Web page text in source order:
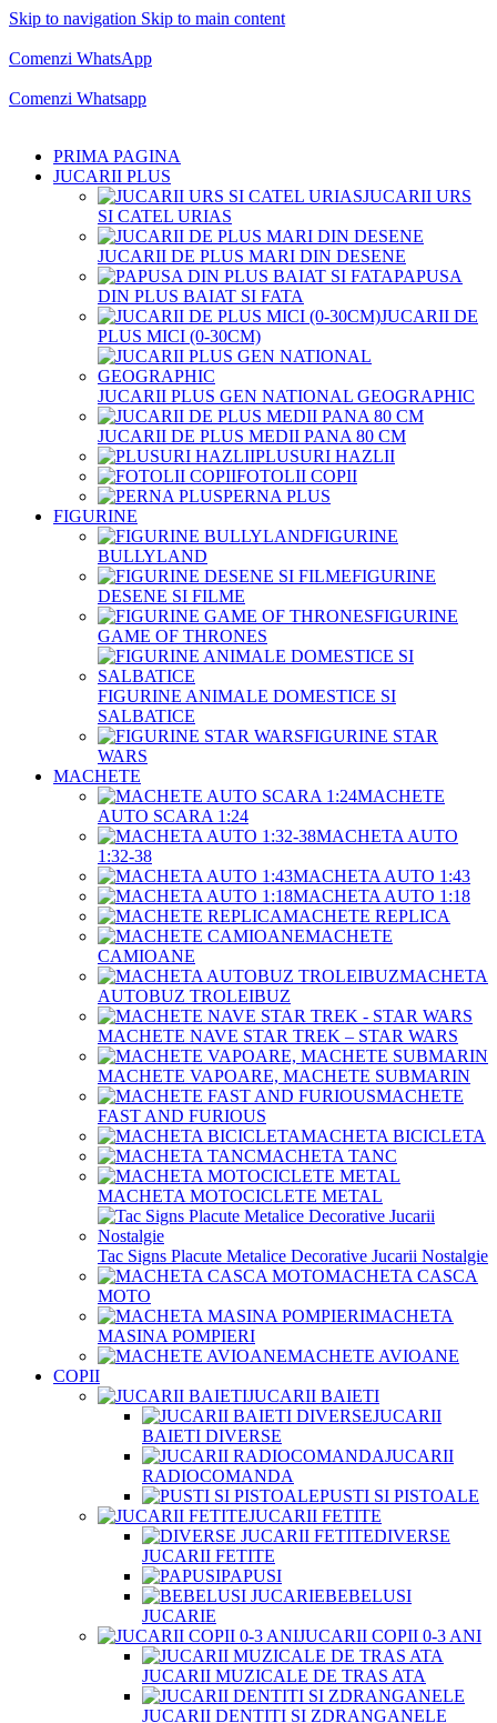
Skip to navigation Skip to main content
Comenzi WhatsApp
Comenzi Whatsapp
PRIMA PAGINA
JUCARII PLUS
JUCARII URS
SI CATEL URIAS
JUCARII DE PLUS MARI DIN DESENE
PAPUSA
DIN PLUS BAIAT SI FATA
JUCARII DE
PLUS MICI (0-30CM)
JUCARII PLUS GEN NATIONAL GEOGRAPHIC
JUCARII DE PLUS MEDII PANA 80 CM
PLUSURI HAZLII
FOTOLII COPII
PERNA PLUS
FIGURINE
FIGURINE
BULLYLAND
FIGURINE
DESENE SI FILME
FIGURINE
GAME OF THRONES
FIGURINE ANIMALE DOMESTICE SI
SALBATICE
FIGURINE STAR
WARS
MACHETE
MACHETE
AUTO SCARA 1:24
MACHETA AUTO
1:32-38
MACHETA AUTO 1:43
MACHETA AUTO 1:18
MACHETE REPLICA
MACHETE
CAMIOANE
MACHETA
AUTOBUZ TROLEIBUZ
MACHETE NAVE STAR TREK – STAR WARS
MACHETE VAPOARE, MACHETE SUBMARIN
MACHETE
FAST AND FURIOUS
MACHETA BICICLETA
MACHETA TANC
MACHETA MOTOCICLETE METAL
Tac Signs Placute Metalice Decorative Jucarii Nostalgie
MACHETA CASCA
MOTO
MACHETA
MASINA POMPIERI
MACHETE AVIOANE
COPII
JUCARII BAIETI
JUCARII
BAIETI DIVERSE
JUCARII
RADIOCOMANDA
PUSTI SI PISTOALE
JUCARII FETITE
DIVERSE
JUCARII FETITE
PAPUSI
BEBELUSI
JUCARIE
JUCARII COPII 0-3 ANI
JUCARII MUZICALE DE TRAS ATA
JUCARII DENTITI SI ZDRANGANELE